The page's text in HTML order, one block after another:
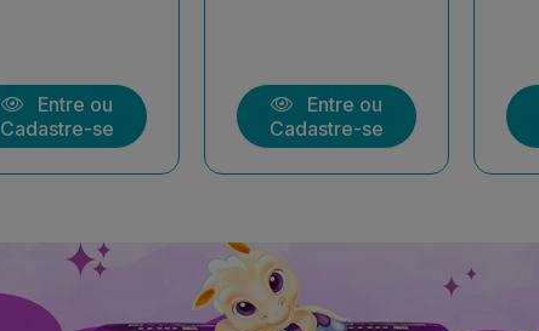
Entre ou
Cadastre-se
Entre ou
Cadastre-se